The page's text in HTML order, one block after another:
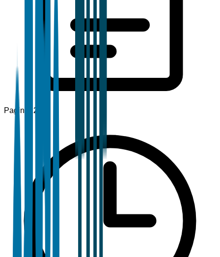
Pagine 120+